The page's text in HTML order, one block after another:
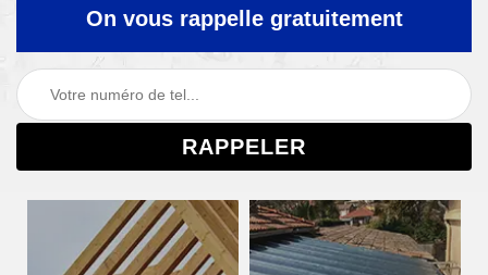
On vous rappelle gratuitement